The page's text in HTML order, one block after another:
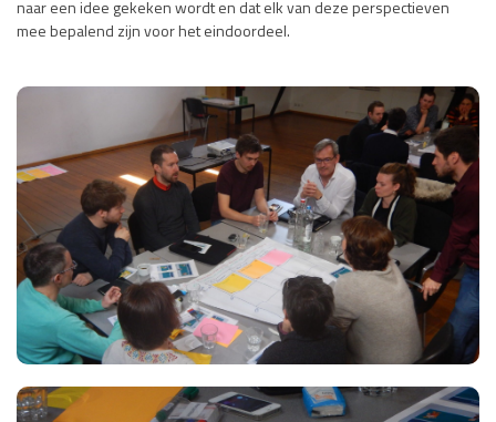
naar een idee gekeken wordt en dat elk van deze perspectieven
mee bepalend zijn voor het eindoordeel.